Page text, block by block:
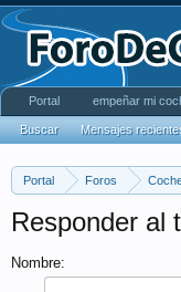
Portal Foros
Responder al
Nombre:
Portal empeñar mi
Buscar Mensajes